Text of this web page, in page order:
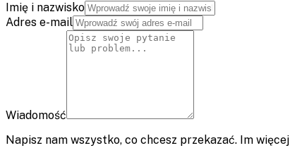
Imię i nazwisko
Adres e-mail
Wiadomość
Napisz nam wszystko, co chcesz przekazać. Im